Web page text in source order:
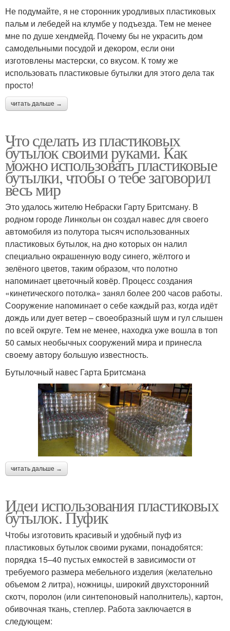
Не подумайте, я не сторонник уродливых пластиковых
пальм и лебедей на клумбе у подъезда. Тем не менее
мне по душе хендмейд. Почему бы не украсить дом
самодельными посудой и декором, если они
изготовлены мастерски, со вкусом. К тому же
использовать пластиковые бутылки для этого дела так
просто!
читать дальше →
Что сделать из пластиковых
бутылок своими руками. Как
можно использовать пластиковые
бутылки, чтобы о тебе заговорил
весь мир
Это удалось жителю Небраски Гарту Бритсману. В
родном городе Линкольн он создал навес для своего
автомобиля из полутора тысяч использованных
пластиковых бутылок, на дно которых он налил
специально окрашенную воду синего, жёлтого и
зелёного цветов, таким образом, что полотно
напоминает цветочный ковёр. Процесс создания
«кинетического потолка» занял более 200 часов работы.
Сооружение напоминает о себе каждый раз, когда идёт
дождь или дует ветер – своеобразный шум и гул слышен
по всей округе. Тем не менее, находка уже вошла в топ
50 самых необычных сооружений мира и принесла
своему автору большую известность.
Бутылочный навес Гарта Бритсмана
читать дальше →
Идеи использования пластиковых
бутылок. Пуфик
Чтобы изготовить красивый и удобный пуф из
пластиковых бутылок своими руками, понадобятся:
порядка 15–40 пустых емкостей в зависимости от
требуемого размера мебельного изделия (желательно
объемом 2 литра), ножницы, широкий двухсторонний
скотч, поролон (или синтепоновый наполнитель), картон,
обивочная ткань, степлер. Работа заключается в
следующем: